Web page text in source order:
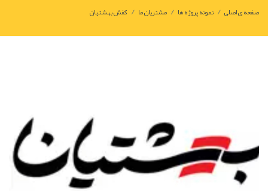
صفحه ی اصلی / نمونه پروژه ها / مشتریان ما / کفش بهشتیان